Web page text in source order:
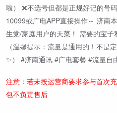
啦） ❌不选号但都是正规好记的号
10099或广电APP直接操作～ 济南
生党/家庭用户的天菜！ 需要的宝子
（温馨提示：流量是通用的！不是
✨） #济南通讯 #广电套餐 #流量自
注意：若未按运营商要求参与首次
包不负责售后